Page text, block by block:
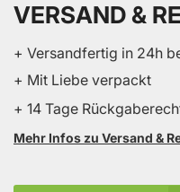
VERSAND &
+ Versandfertig in 24h
+ Mit Liebe verpackt
+ 14 Tage
Mehr Infos zu Versand &